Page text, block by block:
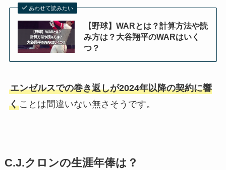
あわせて読みたい
【野球】WARとは？計算方法や読
み方は？大谷翔平のWARはいく
つ？
エンゼルスでの巻き返しが2024年以降の契約に響
くことは間違いない無さそうです。
C.J.クロンの生涯年俸は？